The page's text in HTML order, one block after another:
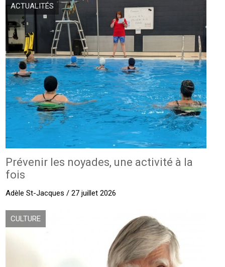
ACTUALITÉS
Prévenir les noyades, une activité à la
fois
Adèle St-Jacques / 27 juillet 2026
CULTURE